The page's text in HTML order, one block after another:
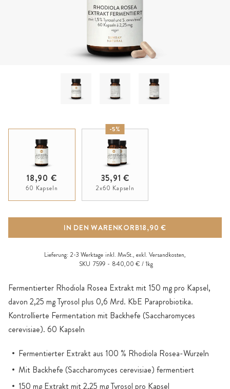
Fermentierter Rhodiola Rosea Extrakt mit 150 mg pro Kapsel,
davon 2,25 mg Tyrosol plus 0,6 Mrd. KbE Paraprobiotika.
Kontrollierte Fermentation mit Backhefe (Saccharomyces
cerevisiae). 60 Kapseln
Fermentierter Extrakt aus 100 % Rhodiola Rosea-Wurzeln
Mit Backhefe (Saccharomyces cerevisiae) fermentiert
150 mg Extrakt mit 2,25 mg Tyrosol pro Kapsel
18,90 €
60 Kapseln
-5%
35,91 €
2x60 Kapseln
IN DEN WARENKORB18,90 €
Lieferung: 2-3 Werktage inkl. MwSt., exkl. Versandkosten,
SKU 7599 840,00 € / 1kg